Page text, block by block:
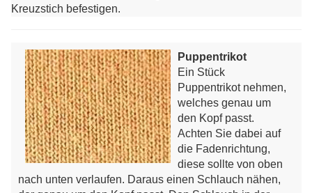
Kreuzstich befestigen.
Puppentrikot
Ein Stück
Puppentrikot nehmen,
welches genau um
den Kopf passt.
Achten Sie dabei auf
die Fadenrichtung,
diese sollte von oben
nach unten verlaufen. Daraus einen Schlauch nähen,